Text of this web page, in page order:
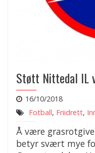
Støtt Nittedal IL
16/10/2018
Fotball, Friidrett,
Å være
betyr svært mye